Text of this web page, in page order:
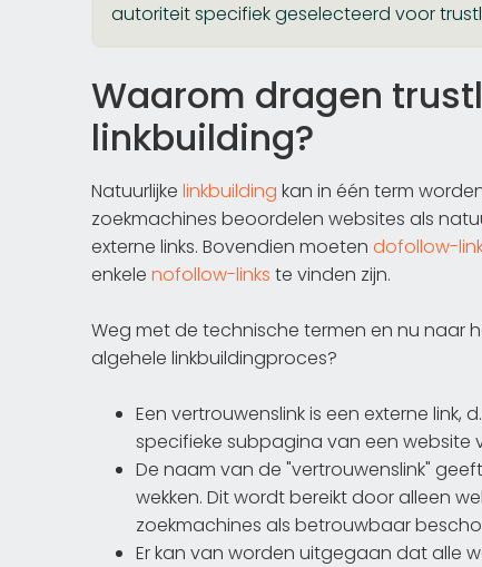
autoriteit specifiek geselecteerd voor
Waarom dragen
linkbuilding?
Natuurlijke linkbuilding kan in één term
zoekmachines beoordelen websites als
externe links. Bovendien moeten dofollow-
enkele nofollow-links te vinden zijn.
Weg met de technische termen en nu naar
algehele linkbuildingproces?
Een vertrouwenslink is een externe link,
specifieke subpagina van een website
De naam van de "vertrouwenslink"
wekken. Dit wordt bereikt door alleen
zoekmachines als betrouwbaar
Er kan van worden uitgegaan dat alle